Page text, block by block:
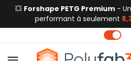
💥 Forshape PETG Premium -
performant à seulement